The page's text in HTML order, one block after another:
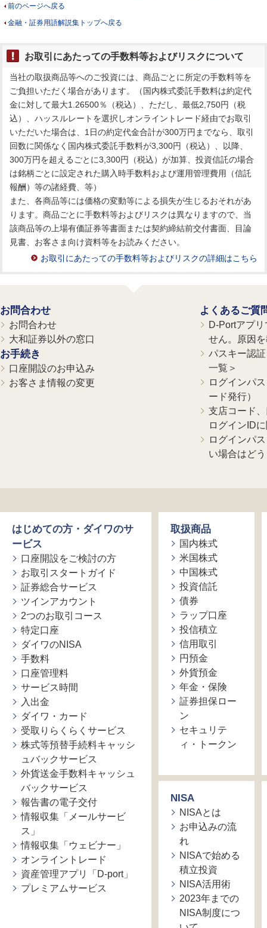
前のページへ戻る
金融・証券用語解説集トップへ戻る
お取引にあたっての手数料等およびリスクについて
当社の取扱商品等へのご投資には、商品ごとに所定の手数料等を
ご負担いただく場合があります。（国内株式委託手数料は約定代
金に対して最大1.26500％（税込）、ただし、最低2,750円（税
込）、ハッスルレートを選択しオンライントレード経由でお取引
いただいた場合は、1日の約定代金合計が300万円までなら、取引
回数に関係なく国内株式委託手数料が3,300円（税込）、以降、
300万円を超えるごとに3,300円（税込）が加算、投資信託の場合
は銘柄ごとに設定された購入時手数料および運用管理費用（信託
報酬）等の諸経費、等）
また、各商品等には価格の変動等による損失が生じるおそれがあ
ります。商品ごとに手数料等およびリスクは異なりますので、当
該商品等の上場有価証券等書面または契約締結前交付書面、目論
見書、お客さま向け資料等をお読みください。
お取引にあたっての手数料等およびリスクの詳細はこちら
お問合わせ
お問合わせ
大和証券以外の窓口
お手続き
口座開設のお申込み
お客さま情報の変更
よくあるご質
D-Portアプ
せん。原因
パスキー認
一覧＞
ログインパ
ード発行）
支店コード
ログインID
ログインパ
い場合はど
はじめての方・ダイワのサ
ービス
口座開設をご検討の方
お取引スタートガイド
証券総合サービス
ツインアカウント
2つのお取引コース
特定口座
ダイワのNISA
手数料
口座管理料
サービス時間
入出金
ダイワ・カード
受取りらくらくサービス
株式等預替手続料キャッシ
ュバックサービス
外貨送金手数料キャッシュ
バックサービス
報告書の電子交付
情報収集「メールサービ
ス」
情報収集「ウェビナー」
オンライントレード
資産管理アプリ「D-port」
プレミアムサービス
取扱商品
国内株式
米国株式
中国株式
投資信託
債券
ラップ口座
投信積立
信用取引
円預金
外貨預金
年金・保険
証券担保ロー
ン
セキュリテ
ィ・トークン
NISA
NISAとは
お申込みの流
れ
NISAで始める
積立投資
NISA活用術
2023年までの
NISA制度につ